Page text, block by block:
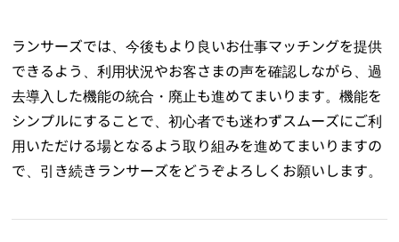
ランサーズでは、今後もより良いお仕事マッチングを提供
できるよう、利用状況やお客さまの声を確認しながら、過
去導入した機能の統合・廃止も進めてまいります。機能を
シンプルにすることで、初心者でも迷わずスムーズにご利
用いただける場となるよう取り組みを進めてまいりますの
で、引き続きランサーズをどうぞよろしくお願いします。